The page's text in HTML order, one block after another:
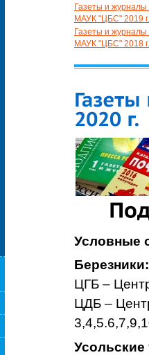
Газеты и журналы
МАУК "ЦБС" 2019 г.
Газеты и журналы
МАУК "ЦБС" 2018 г.
Условные
Березники:
ЦГБ –
ЦДБ –
Усольские